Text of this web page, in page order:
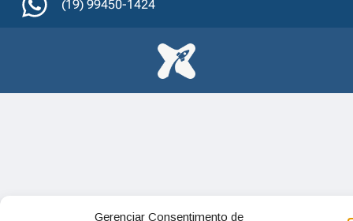
Gerenciar Consentimento de
(19) 99450-1424